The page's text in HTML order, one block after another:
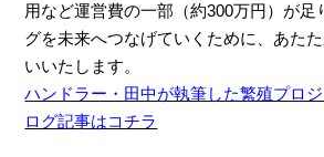
用など運営費の一部（約300万円）が足
グを未来へつなげていくために、あた
いいたします。
ハンドラー・田中が執筆した繁殖プロ
ログ記事はコチラ